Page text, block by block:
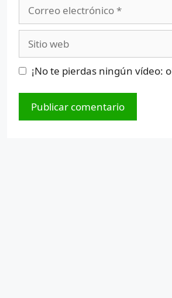
electrónico
web
¡No te pierdas ningún vídeo: